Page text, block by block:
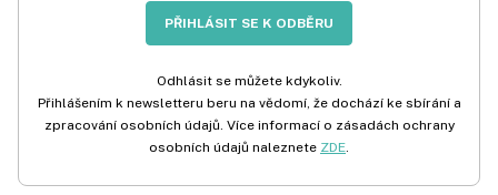
PŘIHLÁSIT SE K ODBĚRU
Odhlásit se můžete kdykoliv.
Přihlášením k newsletteru beru na vědomí, že dochází ke sbírání a
zpracování osobních údajů. Více informací o zásadách ochrany
osobních údajů naleznete ZDE.